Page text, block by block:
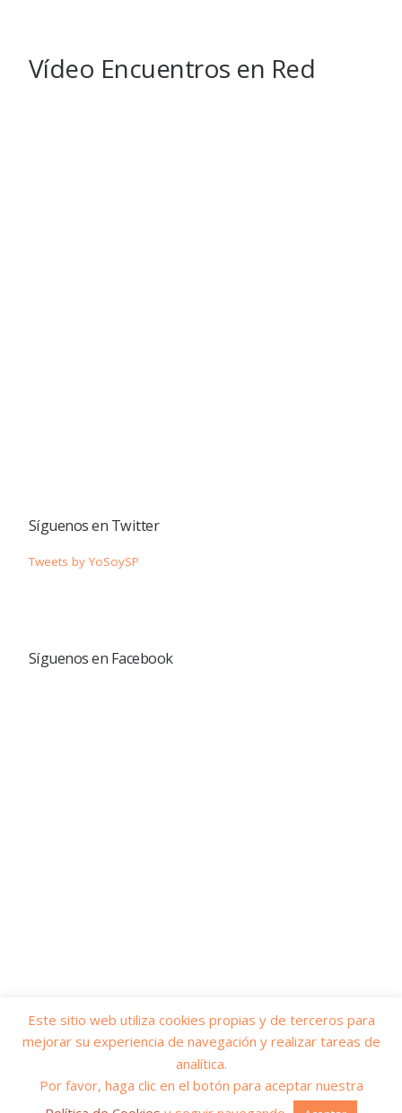
Vídeo Encuentros en Red
Síguenos en Twitter
Tweets by YoSoySP
Síguenos en Facebook
Yo soy servicios públicos– Todos los derechos reservados
Funciona conWP – Diseñado con elTema Customizr
Este sitio web utiliza cookies propias y de terceros para
mejorar su experiencia de navegación y realizar tareas de
analítica.
Por favor, haga clic en el botón para aceptar nuestra